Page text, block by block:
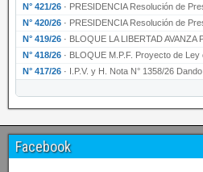
N° 421/26 · PRESIDENCIA Resolución de
N° 420/26 · PRESIDENCIA Resolución de
N° 419/26 · BLOQUE LA LIBERTAD AVANZA Proyecto de
N° 418/26 · BLOQUE M.P.F. Proyecto de Ley creando el
N° 417/26 · I.P.V. y H. Nota N° 1358/26 Dando
Facebook